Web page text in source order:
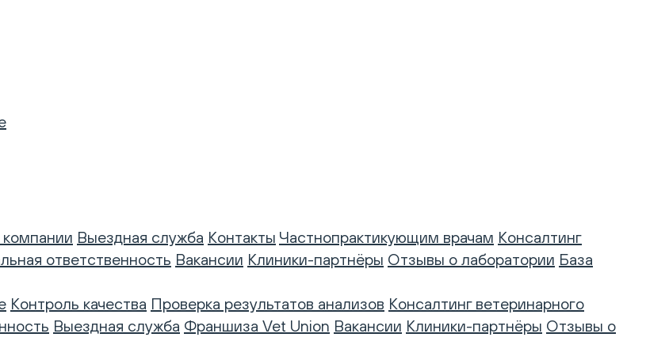
Выездная служба Контакты Частнопрактикующим врачам Консалтинг
ответственность Вакансии Клиники-партнёры Отзывы о лаборатории База
Контроль качества Проверка результатов анализов Консалтинг ветеринарного
Выездная служба Франшиза Vet Union Вакансии Клиники-партнёры Отзывы о